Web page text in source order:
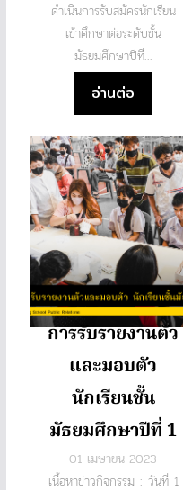
ดำเนินการรับสมัครนักเรียน
เข้าศึกษาต่อระดับชั้น
มัธยมศึกษาปีที่...
อ่านต่อ
การรับรายงานตัว
และมอบตัว
นักเรียนชั้น
มัธยมศึกษาปีที่ 1
01 เมษายน 2023
เนื้อหาข่าวกิจกรรม : วันที่ 1